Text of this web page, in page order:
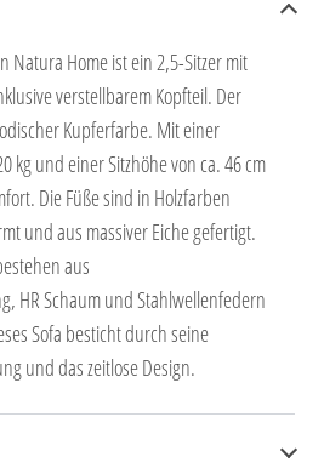
Natura Home ist ein 2,5-Sitzer mit
verstellbarem Kopfteil. Der
Kupferfarbe. Mit einer
kg und einer Sitzhöhe von ca. 46 cm
Die Füße sind in Holzfarben
und aus massiver Eiche gefertigt.
aus
HR Schaum und Stahlwellenfedern
Sofa besticht durch seine
und das zeitlose Design.